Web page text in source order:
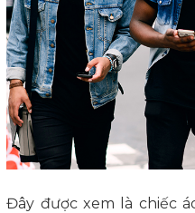
Đây được xem là chiếc